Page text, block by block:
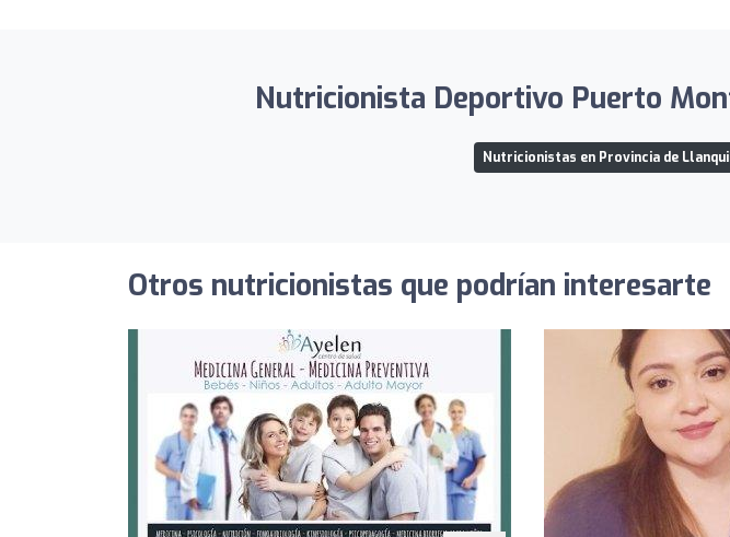
Nutricionista Deportivo Puerto
Nutricionistas en Provincia de
Otros nutricionistas que podrían interesarte